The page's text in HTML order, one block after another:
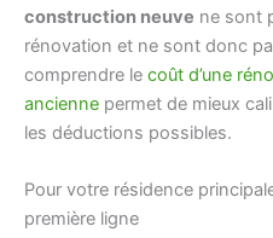
construction neuve ne sont
rénovation et ne sont donc
comprendre le coût d’une
ancienne permet de mieux
les déductions possibles.
Pour votre résidence
première ligne